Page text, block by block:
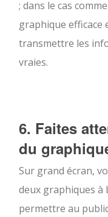
; dans le cas
graphique efficace
transmettre les
vraies.
6. Faites
du
Sur grand écran,
deux graphiques
permettre au